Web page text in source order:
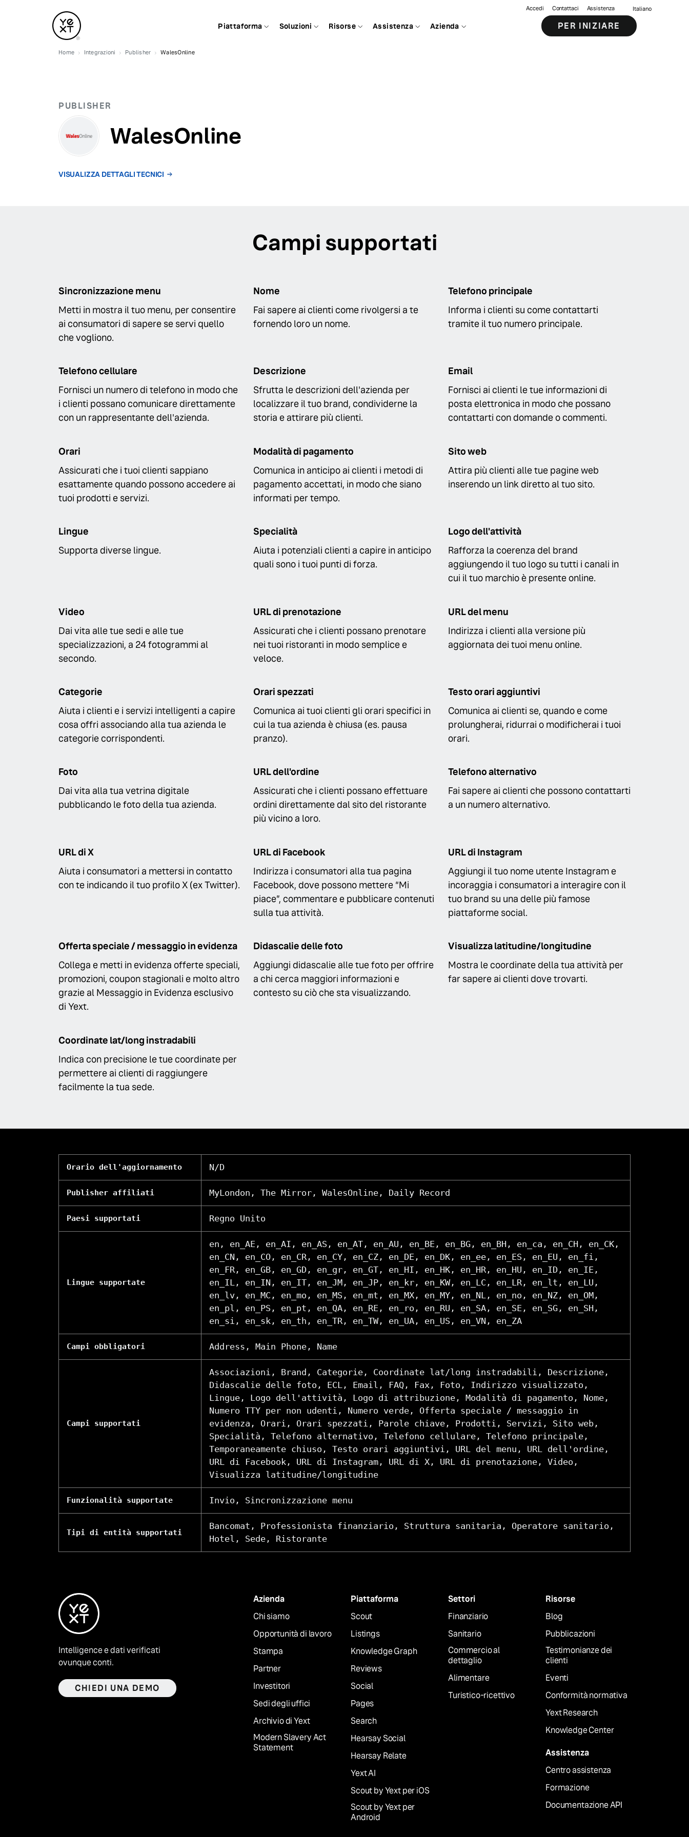
Piattaforma Soluzioni Risorse Assistenza Azienda
Accedi Contattaci Assistenza Italiano
PER INIZIARE
Home Integrazioni Publisher WalesOnline
PUBLISHER
WalesOnline
VISUALIZZA DETTAGLI TECNICI
Campi supportati
Sincronizzazione menu
Metti in mostra il tuo menu, per consentire
ai consumatori di sapere se servi quello
che vogliono.
Nome
Fai sapere ai clienti come rivolgersi a te
fornendo loro un nome.
Telefono principale
Informa i clienti su come contattarti
tramite il tuo numero principale.
Telefono cellulare
Fornisci un numero di telefono in modo che
i clienti possano comunicare direttamente
con un rappresentante dell'azienda.
Descrizione
Sfrutta le descrizioni dell'azienda per
localizzare il tuo brand, condividerne la
storia e attirare più clienti.
Email
Fornisci ai clienti le tue informazioni di
posta elettronica in modo che possano
contattarti con domande o commenti.
Orari
Assicurati che i tuoi clienti sappiano
esattamente quando possono accedere ai
tuoi prodotti e servizi.
Modalità di pagamento
Comunica in anticipo ai clienti i metodi di
pagamento accettati, in modo che siano
informati per tempo.
Sito web
Attira più clienti alle tue pagine web
inserendo un link diretto al tuo sito.
Lingue
Supporta diverse lingue.
Specialità
Aiuta i potenziali clienti a capire in anticipo
quali sono i tuoi punti di forza.
Logo dell'attività
Rafforza la coerenza del brand
aggiungendo il tuo logo su tutti i canali in
cui il tuo marchio è presente online.
Video
Dai vita alle tue sedi e alle tue
specializzazioni, a 24 fotogrammi al
secondo.
URL di prenotazione
Assicurati che i clienti possano prenotare
nei tuoi ristoranti in modo semplice e
veloce.
URL del menu
Indirizza i clienti alla versione più
aggiornata dei tuoi menu online.
Categorie
Aiuta i clienti e i servizi intelligenti a capire
cosa offri associando alla tua azienda le
categorie corrispondenti.
Orari spezzati
Comunica ai tuoi clienti gli orari specifici in
cui la tua azienda è chiusa (es. pausa
pranzo).
Testo orari aggiuntivi
Comunica ai clienti se, quando e come
prolungherai, ridurrai o modificherai i tuoi
orari.
Foto
Dai vita alla tua vetrina digitale
pubblicando le foto della tua azienda.
URL dell'ordine
Assicurati che i clienti possano effettuare
ordini direttamente dal sito del ristorante
più vicino a loro.
Telefono alternativo
Fai sapere ai clienti che possono contattarti
a un numero alternativo.
URL di X
Aiuta i consumatori a mettersi in contatto
con te indicando il tuo profilo X (ex Twitter).
URL di Facebook
Indirizza i consumatori alla tua pagina
Facebook, dove possono mettere “Mi
piace”, commentare e pubblicare contenuti
sulla tua attività.
URL di Instagram
Aggiungi il tuo nome utente Instagram e
incoraggia i consumatori a interagire con il
tuo brand su una delle più famose
piattaforme social.
Offerta speciale / messaggio in evidenza
Collega e metti in evidenza offerte speciali,
promozioni, coupon stagionali e molto altro
grazie al Messaggio in Evidenza esclusivo
di Yext.
Didascalie delle foto
Aggiungi didascalie alle tue foto per offrire
a chi cerca maggiori informazioni e
contesto su ciò che sta visualizzando.
Visualizza latitudine/longitudine
Mostra le coordinate della tua attività per
far sapere ai clienti dove trovarti.
Coordinate lat/long instradabili
Indica con precisione le tue coordinate per
permettere ai clienti di raggiungere
facilmente la tua sede.
Orario dell'aggiornamento N/D
Publisher affiliati MyLondon, The Mirror, WalesOnline, Daily Record
Paesi supportati Regno Unito
Lingue supportate
en, en_AE, en_AI, en_AS, en_AT, en_AU, en_BE, en_BG, en_BH, en_ca, en_CH, en_CK,
en_CN, en_CO, en_CR, en_CY, en_CZ, en_DE, en_DK, en_ee, en_ES, en_EU, en_fi,
en_FR, en_GB, en_GD, en_gr, en_GT, en_HI, en_HK, en_HR, en_HU, en_ID, en_IE,
en_IL, en_IN, en_IT, en_JM, en_JP, en_kr, en_KW, en_LC, en_LR, en_lt, en_LU,
en_lv, en_MC, en_mo, en_MS, en_mt, en_MX, en_MY, en_NL, en_no, en_NZ, en_OM,
en_pl, en_PS, en_pt, en_QA, en_RE, en_ro, en_RU, en_SA, en_SE, en_SG, en_SH,
en_si, en_sk, en_th, en_TR, en_TW, en_UA, en_US, en_VN, en_ZA
Campi obbligatori Address, Main Phone, Name
Campi supportati
Associazioni, Brand, Categorie, Coordinate lat/long instradabili, Descrizione,
Didascalie delle foto, ECL, Email, FAQ, Fax, Foto, Indirizzo visualizzato,
Lingue, Logo dell'attività, Logo di attribuzione, Modalità di pagamento, Nome,
Numero TTY per non udenti, Numero verde, Offerta speciale / messaggio in
evidenza, Orari, Orari spezzati, Parole chiave, Prodotti, Servizi, Sito web,
Specialità, Telefono alternativo, Telefono cellulare, Telefono principale,
Temporaneamente chiuso, Testo orari aggiuntivi, URL del menu, URL dell'ordine,
URL di Facebook, URL di Instagram, URL di X, URL di prenotazione, Video,
Visualizza latitudine/longitudine
Funzionalità supportate Invio, Sincronizzazione menu
Tipi di entità supportati
Bancomat, Professionista finanziario, Struttura sanitaria, Operatore sanitario,
Hotel, Sede, Ristorante
Intelligence e dati verificati
ovunque conti.
CHIEDI UNA DEMO
Azienda
Chi siamo
Opportunità di lavoro
Stampa
Partner
Investitori
Sedi degli uffici
Archivio di Yext
Modern Slavery Act
Statement
Piattaforma
Scout
Listings
Knowledge Graph
Reviews
Social
Pages
Search
Hearsay Social
Hearsay Relate
Yext AI
Scout by Yext per iOS
Scout by Yext per
Android
Settori
Finanziario
Sanitario
Commercio al
dettaglio
Alimentare
Turistico-ricettivo
Risorse
Blog
Pubblicazioni
Testimonianze dei
clienti
Eventi
Conformità normativa
Yext Research
Knowledge Center
Assistenza
Centro assistenza
Formazione
Documentazione API